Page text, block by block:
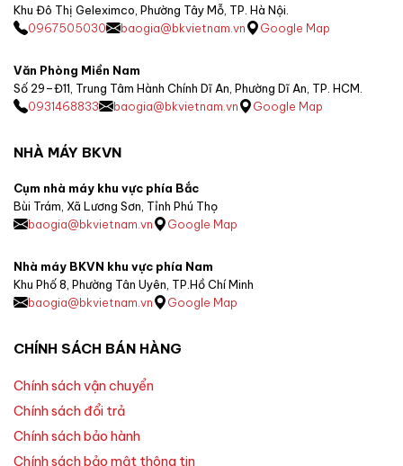
Khu Đô Thị Geleximco, Phường Tây Mỗ, TP. Hà Nội.
0967505030
baogia@bkvietnam.vn Google Map
Văn Phòng Miền Nam
Số 29–Đ11, Trung Tâm Hành Chính Dĩ An, Phường Dĩ An, TP. HCM.
0931468833
baogia@bkvietnam.vn Google Map
NHÀ MÁY BKVN
Cụm nhà máy khu vực phía Bắc
Bùi Trám, Xã Lương Sơn, Tỉnh Phú Thọ
baogia@bkvietnam.vn
Google Map
Nhà máy BKVN khu vực phía Nam
Khu Phố 8, Phường Tân Uyên, TP.Hồ Chí Minh
baogia@bkvietnam.vn
Google Map
CHÍNH SÁCH BÁN HÀNG
Chính sách vận chuyển
Chính sách đổi trả
Chính sách bảo hành
Chính sách bảo mật thông tin